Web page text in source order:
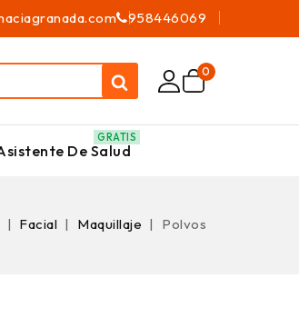
958446069
0
De Salud
GRATIS
Facial Maquillaje Polvos